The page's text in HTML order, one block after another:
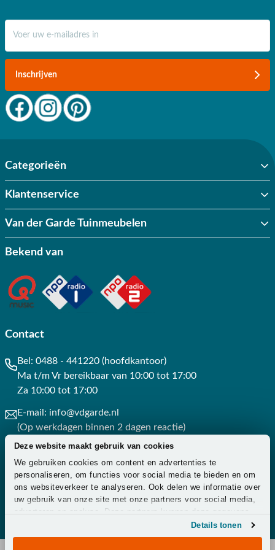
Deze website maakt gebruik van cookies
We gebruiken cookies om content en advertenties te
personaliseren, om functies voor social media te bieden en om
ons websiteverkeer te analyseren. Ook delen we informatie over
uw gebruik van onze site met onze partners voor social media,
adverteren en analyse. Deze partners kunnen deze gegevens
combineren met andere informatie die u aan ze heeft verstrekt
of die ze hebben verzameld op basis van uw gebruik van hun
Details tonen
✔ Persoonlijk advies van specialisten
✔ 9.4/10 uit 19.500+ klantbeoordelingen
✔ Gratis verzending vanaf €50,-
✔ Goede service
Inschrijven
Categorieën
Klantenservice
Van der Garde Tuinmeubelen
Bekend van
Contact
Bel: 0488 - 441220 (hoofdkantoor)
Ma t/m Vr bereikbaar van 10:00 tot 17:00
Za 10:00 tot 17:00
E-mail: info@vdgarde.nl
(Op werkdagen binnen 2 dagen reactie)
Whatsapp: 0488441220
(Op werkdagen binnen 3 uur reactie)